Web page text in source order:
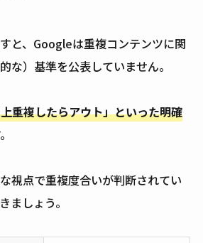
と、Googleは重複コンテンツに関
な）基準を公表していません。
重複したらアウト」といった明確
視点で重複度合いが判断されてい
ましょう。